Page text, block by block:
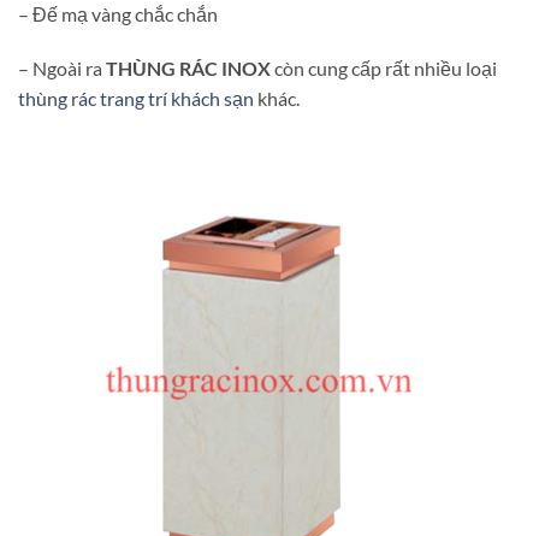
– Đế mạ vàng chắc chắn
– Ngoài ra THÙNG RÁC INOXcòn cung cấp rất nhiều loại
thùng rác trang trí khách sạn khác.